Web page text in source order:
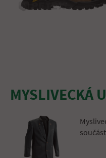
MYSLIVECKÁ